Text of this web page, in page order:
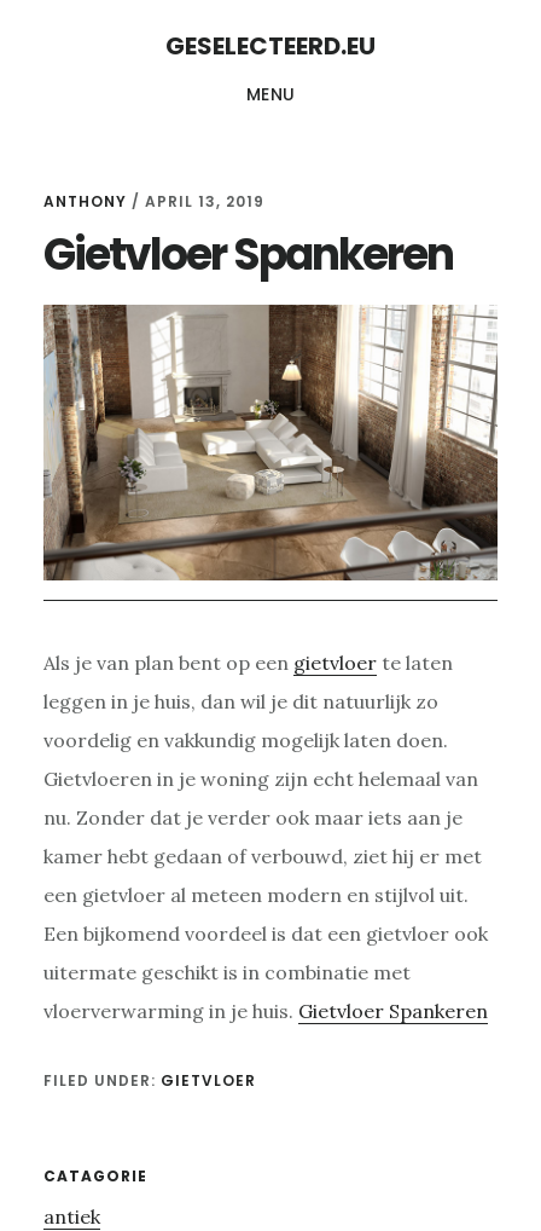
GESELECTEERD.EU
MENU
ANTHONY / APRIL 13, 2019
Gietvloer Spankeren
Als je van plan bent op een gietvloerte laten
leggen in je huis, dan wil je dit natuurlijk zo
voordelig en vakkundig mogelijk laten doen.
Gietvloeren in je woning zijn echt helemaal van
nu. Zonder dat je verder ook maar iets aan je
kamer hebt gedaan of verbouwd, ziet hij er met
een gietvloer al meteen modern en stijlvol uit.
Een bijkomend voordeel is dat een gietvloer ook
uitermate geschikt is in combinatie met
vloerverwarming in je huis. Gietvloer Spankeren
FILED UNDER: GIETVLOER
Primary
CATAGORIE
antiek